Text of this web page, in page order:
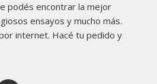
podés encontrar la mejor
ensayos y mucho más.
internet. Hacé tu pedido y